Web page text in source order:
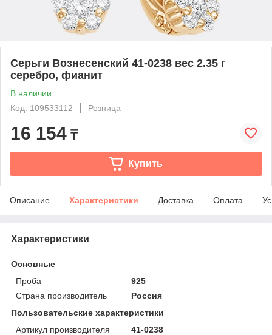
Серьги Вознесенский 41-0238 вес 2.35 г
серебро, фианит
В наличии
Код: 109533112
Розница
16 154 ₸
Купить
Описание Характеристики Доставка Оплата
Характеристики
Основные
Проба
925
Страна производитель
Россия
Пользовательские характеристики
Артикул производителя
41-0238